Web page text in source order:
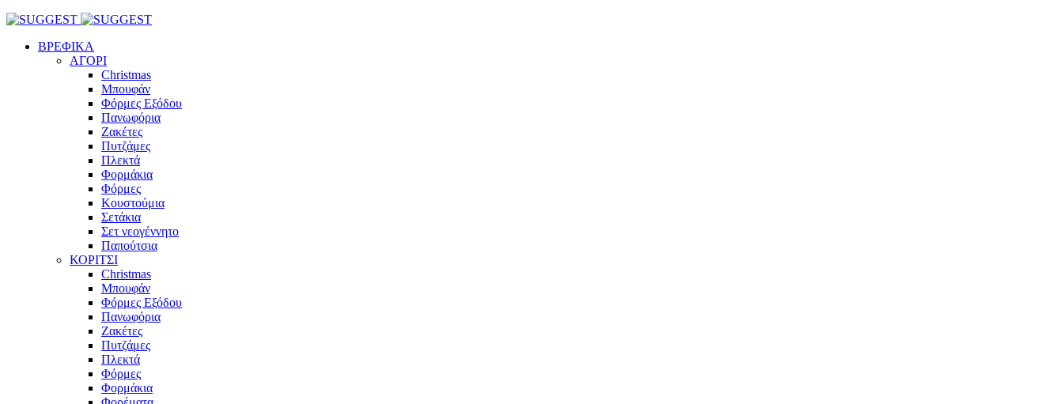
ΒΡΕΦΙΚΑ
ΑΓΟΡΙ
Christmas
Μπουφάν
Φόρμες Εξόδου
Πανωφόρια
Ζακέτες
Πυτζάμες
Πλεκτά
Φορμάκια
Φόρμες
Κουστούμια
Σετάκια
Σετ νεογέννητο
Παπούτσια
ΚΟΡΙΤΣΙ
Christmas
Μπουφάν
Φόρμες Εξόδου
Πανωφόρια
Ζακέτες
Πυτζάμες
Πλεκτά
Φόρμες
Φορμάκια